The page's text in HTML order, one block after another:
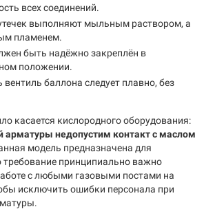
всех соединений.
выполняют мыльным раствором, а
пламенем.
быть надёжно закреплён в
положении.
баллона следует плавно, без
касается кислородного оборудования:
арматуры недопустим контакт с маслом
модель предназначена для
требование принципиально важно
с любыми газовыми постами на
исключить ошибки персонала при